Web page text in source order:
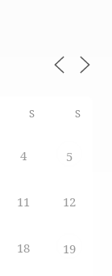
S S
4 5
11 12
18 19